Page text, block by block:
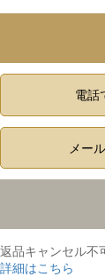
電話
メー
返品キャンセル不
詳細はこちら